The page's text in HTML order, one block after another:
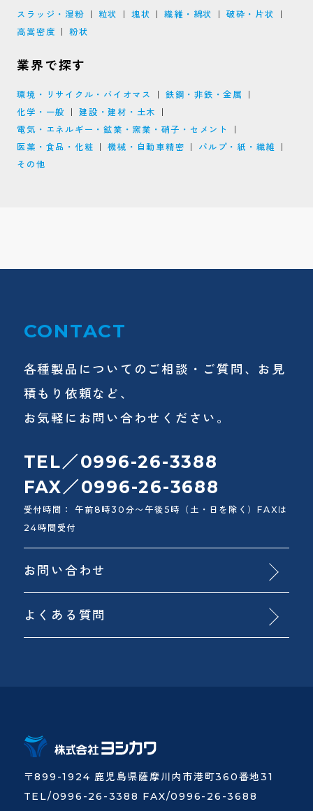
スラッジ・湿粉 粒状 塊状 繊維・綿状
破砕・片状
高嵩密度
粉状
業界で探す
環境・リサイクル・バイオマス
鉄鋼・非鉄・金属
化学・一般
建設・建材・土木
電気・エネルギー・鉱業・窯業・硝子・セメント
医薬・食品・化粧
機械・自動車精密
パルプ・紙・繊維
その他
CONTACT
各種製品についてのご相談・ご質問、お見
積もり依頼など、
お気軽にお問い合わせください。
TEL／0996-26-3388
FAX／0996-26-3688
受付時間： 午前8時30分〜午後5時（土・日を除く）FAXは
24時間受付
お問い合わせ
よくある質問
〒899-1924 鹿児島県薩摩川内市港町360番地31
TEL/0996-26-3388 FAX/0996-26-3688